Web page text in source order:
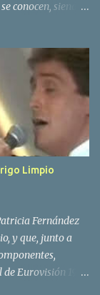
conocen, siendo
durante su
conoció al
actuar
a dar el
gracias a la
Limpio,
de crear
la ex modelo
el grupo
Limpio
Fernández
y que, junto a
de Eurovisión 1980